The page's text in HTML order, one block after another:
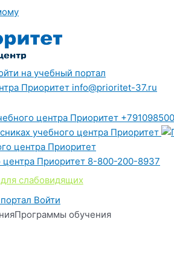
на учебный портал
info@prioritet-37.ru
8-800-200-8937
слабовидящих
Войти
Программы обучения